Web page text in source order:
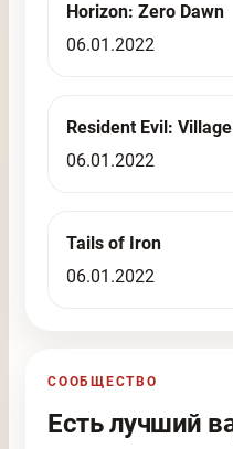
Horizon: Zero Dawn
06.01.2022
Resident Evil: Village
06.01.2022
Tails of Iron
06.01.2022
СООБЩЕСТВО
Есть лучший